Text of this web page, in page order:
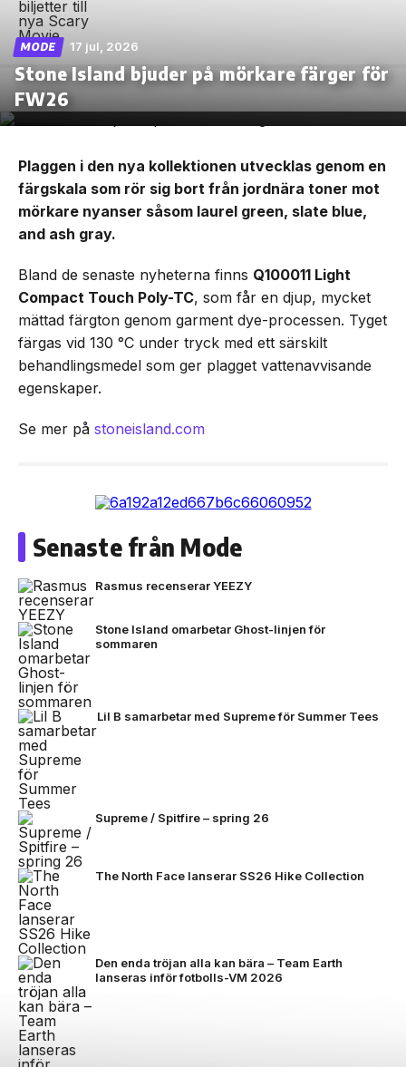
MODE 17 jul, 2026
Stone Island bjuder på mörkare färger för
FW26
Plaggen i den nya kollektionen utvecklas genom en
färgskala som rör sig bort från jordnära toner mot
mörkare nyanser såsom laurel green, slate blue,
and ash gray.
Bland de senaste nyheterna finns Q100011 Light
Compact Touch Poly-TC, som får en djup, mycket
mättad färgton genom garment dye-processen. Tyget
färgas vid 130 °C under tryck med ett särskilt
behandlingsmedel som ger plagget vattenavvisande
egenskaper.
Se mer på stoneisland.com
Senaste från Mode
Rasmus recenserar YEEZY
Stone Island omarbetar Ghost-linjen för
sommaren
Lil B samarbetar med Supreme för Summer Tees
Supreme / Spitfire – spring 26
The North Face lanserar SS26 Hike Collection
Den enda tröjan alla kan bära – Team Earth
lanseras inför fotbolls-VM 2026